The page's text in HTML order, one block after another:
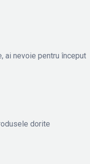
ai nevoie pentru început
dorite